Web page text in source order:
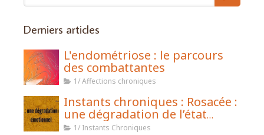
Derniers articles
L'endométriose : le parcours
des combattantes
1/ Affections chroniques
Instants chroniques : Rosacée :
une dégradation de l’état
émotionnel
1/ Instants Chroniques